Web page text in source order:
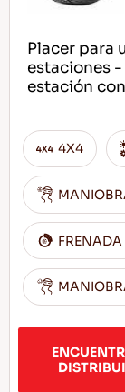
Placer para
estaciones
estación
4X4
FRENADA